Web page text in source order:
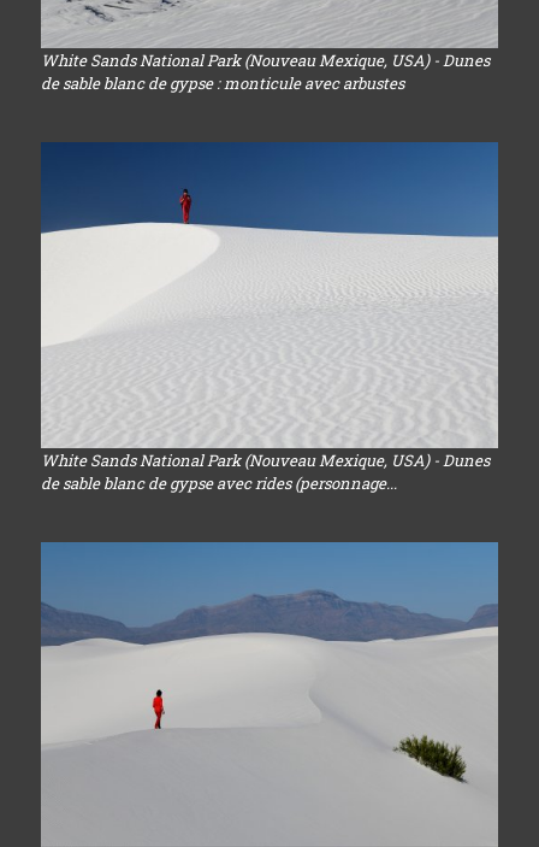
White Sands National Park (Nouveau Mexique, USA) - Dunes
de sable blanc de gypse : monticule avec arbustes
White Sands National Park (Nouveau Mexique, USA) - Dunes
de sable blanc de gypse avec rides (personnage...